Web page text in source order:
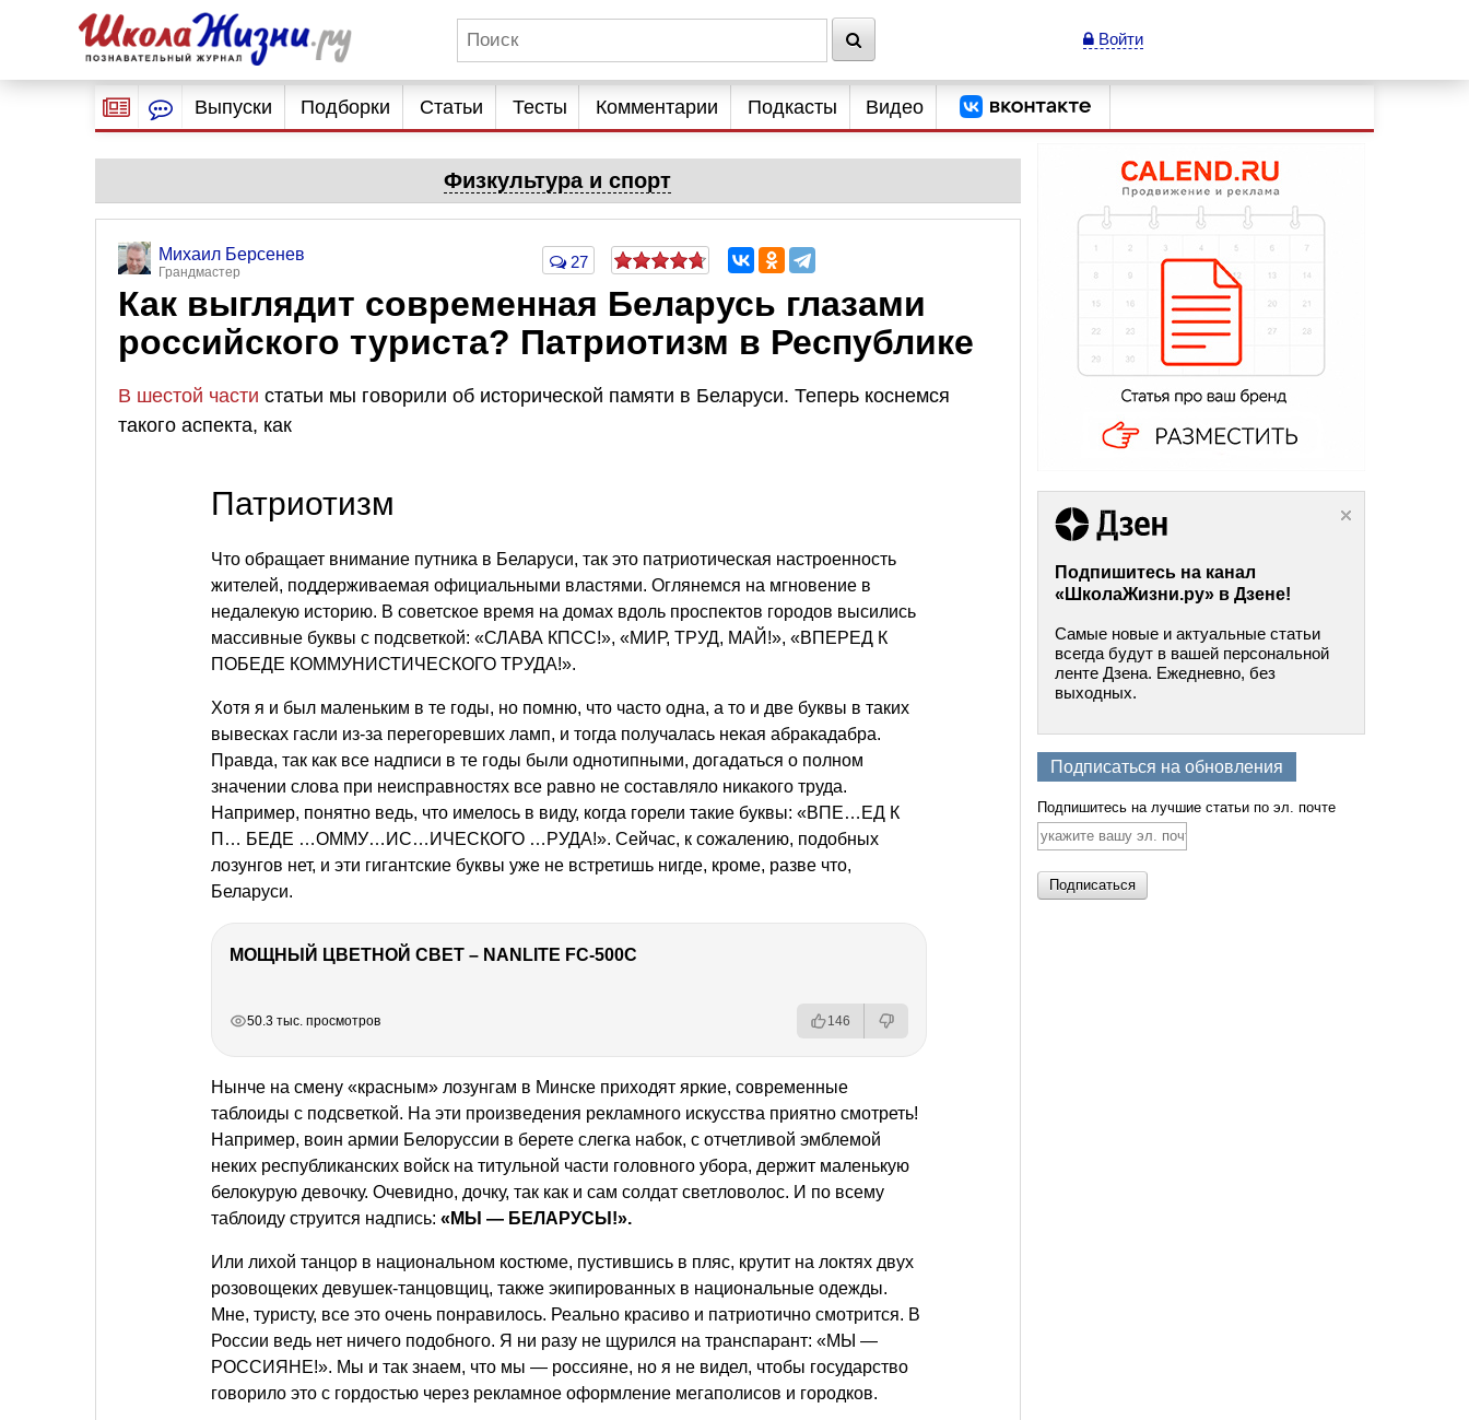
Войти
Выпуски Подборки Статьи Тесты Комментарии Подкасты Видео
Физкультура и спорт
Михаил Берсенев
Грандмастер
27
Как выглядит современная Беларусь глазами
российского туриста? Патриотизм в Республике
В шестой части статьи мы говорили об исторической памяти в Беларуси. Теперь коснемся
такого аспекта, как
Патриотизм
Что обращает внимание путника в Беларуси, так это патриотическая настроенность
жителей, поддерживаемая официальными властями. Оглянемся на мгновение в
недалекую историю. В советское время на домах вдоль проспектов городов высились
массивные буквы с подсветкой: «СЛАВА КПСС!», «МИР, ТРУД, МАЙ!», «ВПЕРЕД К
ПОБЕДЕ КОММУНИСТИЧЕСКОГО ТРУДА!».
Хотя я и был маленьким в те годы, но помню, что часто одна, а то и две буквы в таких
вывесках гасли из-за перегоревших ламп, и тогда получалась некая абракадабра.
Правда, так как все надписи в те годы были однотипными, догадаться о полном
значении слова при неисправностях все равно не составляло никакого труда.
Например, понятно ведь, что имелось в виду, когда горели такие буквы: «ВПЕ…ЕД К
П… БЕДЕ …ОММУ…ИС…ИЧЕСКОГО …РУДА!». Сейчас, к сожалению, подобных
лозунгов нет, и эти гигантские буквы уже не встретишь нигде, кроме, разве что,
Беларуси.
МОЩНЫЙ ЦВЕТНОЙ СВЕТ – NANLITE FC-500C
50.3 тыс. просмотров 146
Нынче на смену «красным» лозунгам в Минске приходят яркие, современные
таблоиды с подсветкой. На эти произведения рекламного искусства приятно смотреть!
Например, воин армии Белоруссии в берете слегка набок, с отчетливой эмблемой
неких республиканских войск на титульной части головного убора, держит маленькую
белокурую девочку. Очевидно, дочку, так как и сам солдат светловолос. И по всему
таблоиду струится надпись: «МЫ — БЕЛАРУСЫ!».
Или лихой танцор в национальном костюме, пустившись в пляс, крутит на локтях двух
розовощеких девушек-танцовщиц, также экипированных в национальные одежды.
Мне, туристу, все это очень понравилось. Реально красиво и патриотично смотрится. В
России ведь нет ничего подобного. Я ни разу не щурился на транспарант: «МЫ —
РОССИЯНЕ!». Мы и так знаем, что мы — россияне, но я не видел, чтобы государство
говорило это с гордостью через рекламное оформление мегаполисов и городков.
Подпишитесь на канал
«ШколаЖизни.ру» в Дзене!
Самые новые и актуальные статьи
всегда будут в вашей персональной
ленте Дзена. Ежедневно, без
выходных.
Подписаться на обновления
Подпишитесь на лучшие статьи по эл. почте